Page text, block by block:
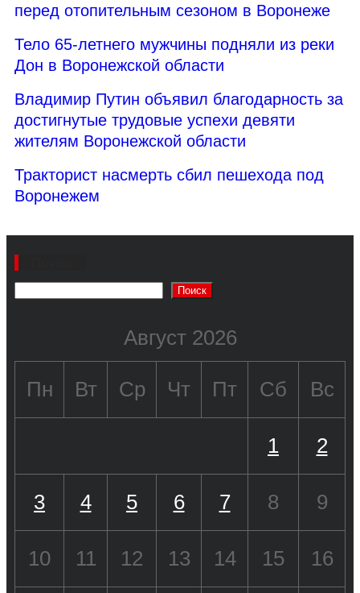
перед отопительным сезоном в Воронеже
Тело 65-летнего мужчины подняли из реки
Дон в Воронежской области
Владимир Путин объявил благодарность за
достигнутые трудовые успехи девяти
жителям Воронежской области
Тракторист насмерть сбил пешехода под
Воронежем
Поиск
Август 2026
Пн Вт Ср Чт Пт Сб Вс
1 2
3 4 5 6 7 8 9
10 11 12 13 14 15 16